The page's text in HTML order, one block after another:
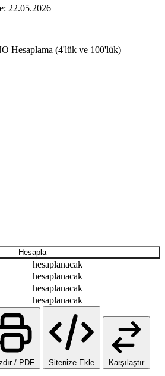
22.05.2026
Hesaplama (4'lük ve 100'lük)
Hesapla
hesaplanacak
hesaplanacak
hesaplanacak
hesaplanacak
/ PDF Sitenize Ekle Karşılaştır